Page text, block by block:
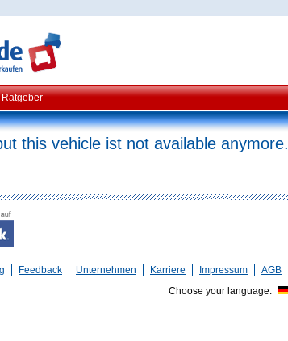
Ratgeber
this vehicle ist not available anymore.
Feedback Unternehmen Karriere Impressum AGB
Choose your language: